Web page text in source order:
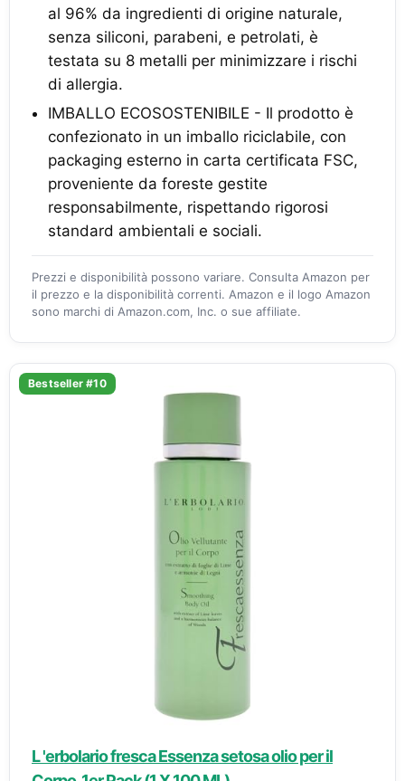
al 96% da ingredienti di origine naturale,
senza siliconi, parabeni, e petrolati, è
testata su 8 metalli per minimizzare i rischi
di allergia.
IMBALLO ECOSOSTENIBILE - Il prodotto è
confezionato in un imballo riciclabile, con
packaging esterno in carta certificata FSC,
proveniente da foreste gestite
responsabilmente, rispettando rigorosi
standard ambientali e sociali.
Prezzi e disponibilità possono variare. Consulta Amazon per
il prezzo e la disponibilità correnti. Amazon e il logo Amazon
sono marchi di Amazon.com, Inc. o sue affiliate.
Bestseller #10
L 'erbolario fresca Essenza setosa olio per il